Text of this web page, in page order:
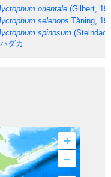
orientale (Gilbert,
selenops Tåning,
spinosum
ダカ
+
–